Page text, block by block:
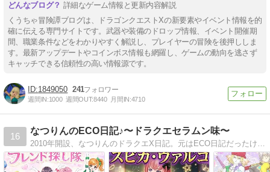
詳細なゲーム情報と更新内容解説
くうちゃ冒険譚ブログは、ドラゴンクエストXの新要素やイベント情報を的
確に伝える専門サイトです。武器や装備のドロップ情報、イベント開催期
間、職業条件などをわかりやすく解説し、プレイヤーの冒険を後押ししま
す。最新アップデートやコインボス情報も網羅し、ゲームの動向を逃さず
キャッチできる信頼性の高い情報源です。
1849050 241
週間IN:1000 週間OUT:8440 月間IN:4710
16
なつりんのECO日記♪〜ドラクエセラムン味〜
2010年開設、なつりんのドラクエX日記。元はECO日記だったけど現在はドラクエ日記として再利用中。DQ10は2012年の配信開始日よりプレイ♪セーラームーンを中心にアニメやゲームのコスプレしてます